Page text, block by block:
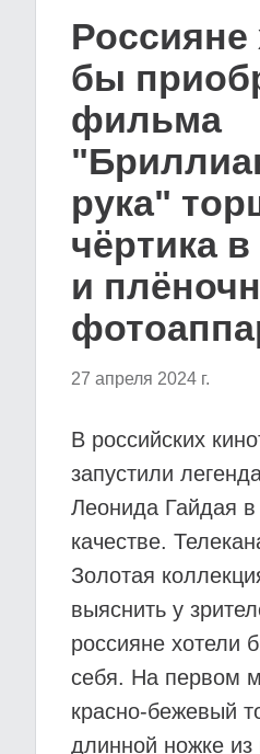
Россияне
бы
фильма
рука"
чёртика
и
27 апреля 2024 г.
В российских
запустили
Леонида Гайдая
качестве.
Золотая
выяснить у
россияне хотели
себя. На первом
красно-бежевый
длинной ножке из